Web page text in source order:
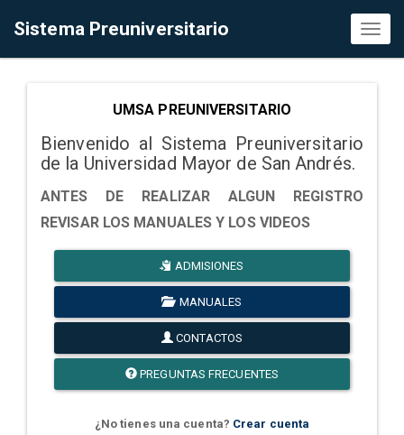
Sistema Preuniversitario
UMSA PREUNIVERSITARIO
Bienvenido al Sistema Preuniversitario
de la Universidad Mayor de San Andrés.
ANTES DE REALIZAR ALGUN REGISTRO
REVISAR LOS MANUALES Y LOS VIDEOS
ADMISIONES
MANUALES
CONTACTOS
PREGUNTAS FRECUENTES
¿No tienes una cuenta? Crear cuenta